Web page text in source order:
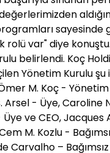
sayesinde
rolü var" diye konuştu.
belirlendi. Koç
Yönetim Kurulu
M. Koç - Yönetim
Arsel - Üye, Caroline
ve CEO, Jacques
M. Kozlu -
Carvalho –